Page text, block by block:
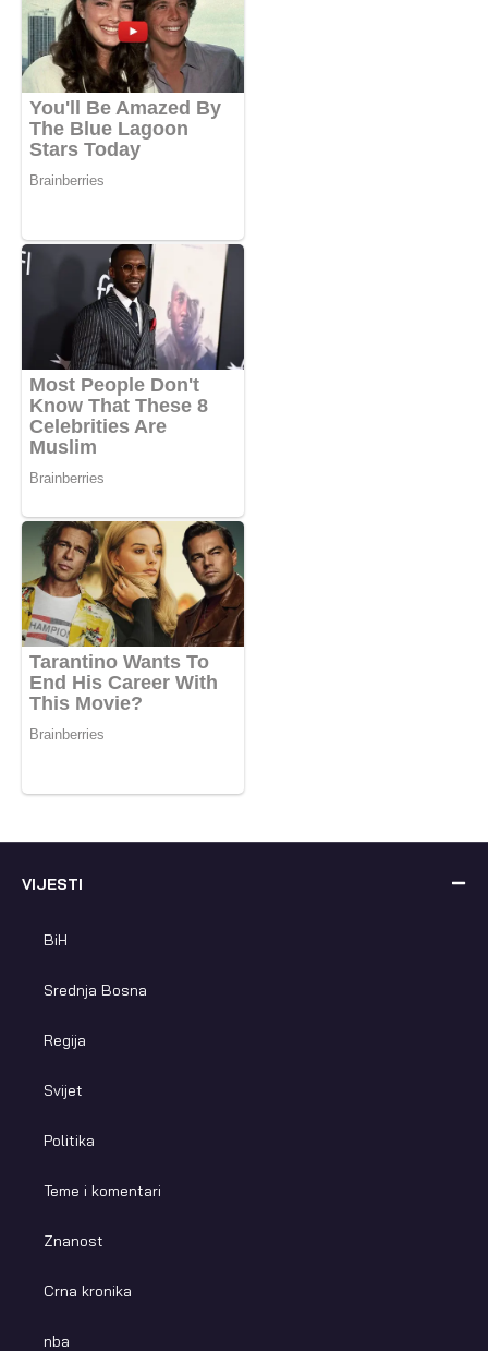
VIJESTI
BiH
Srednja Bosna
Regija
Svijet
Politika
Teme i komentari
Znanost
Crna kronika
nba